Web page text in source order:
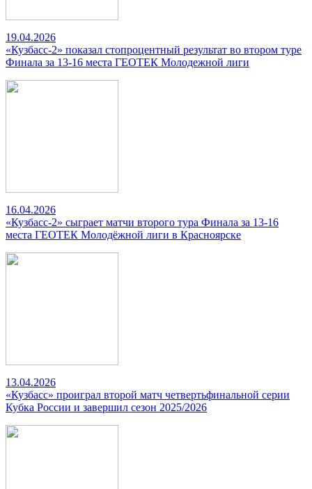
19.04.2026
«Кузбасс-2» показал стопроцентный результат во втором туре
Финала за 13-16 места ГЕОТЕК Молодежной лиги
16.04.2026
«Кузбасс-2» сыграет матчи второго тура Финала за 13-16
места ГЕОТЕК Молодёжной лиги в Красноярске
13.04.2026
«Кузбасс» проиграл второй матч четвертьфинальной серии
Кубка России и завершил сезон 2025/2026